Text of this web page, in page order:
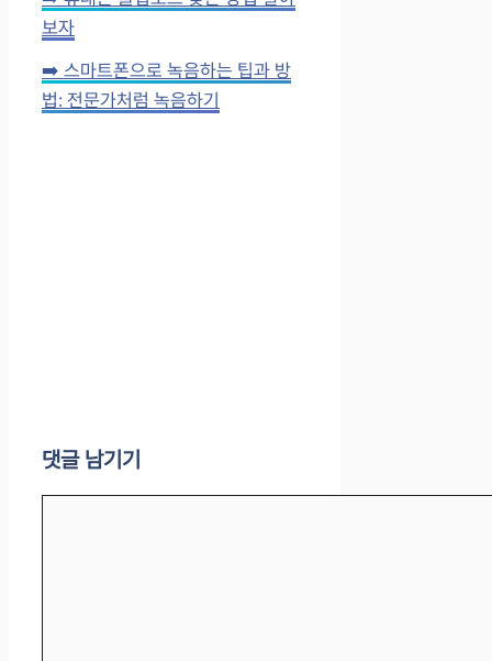
보자
➡️ 스마트폰으로 녹음하는 팁과 방
법: 전문가처럼 녹음하기
댓글 남기기